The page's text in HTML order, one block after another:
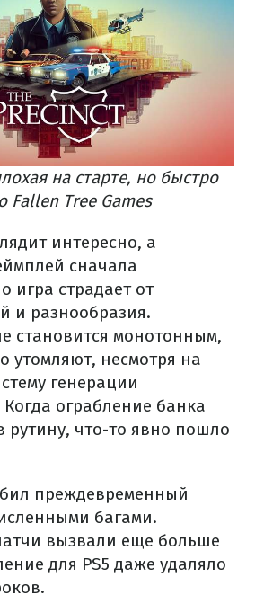
на старте, но быстро
Fallen Tree Games
интересно, а
сначала
игра страдает от
и разнообразия.
становится монотонным,
утомляют, несмотря на
генерации
ограбление банка
рутину, что-то явно пошло
преждевременный
багами.
вызвали еще больше
для PS5 даже удаляло